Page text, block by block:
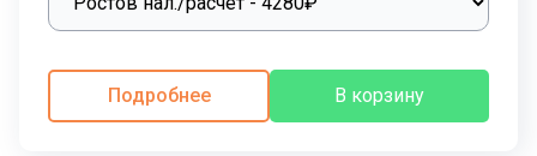
Подробнее В корзину